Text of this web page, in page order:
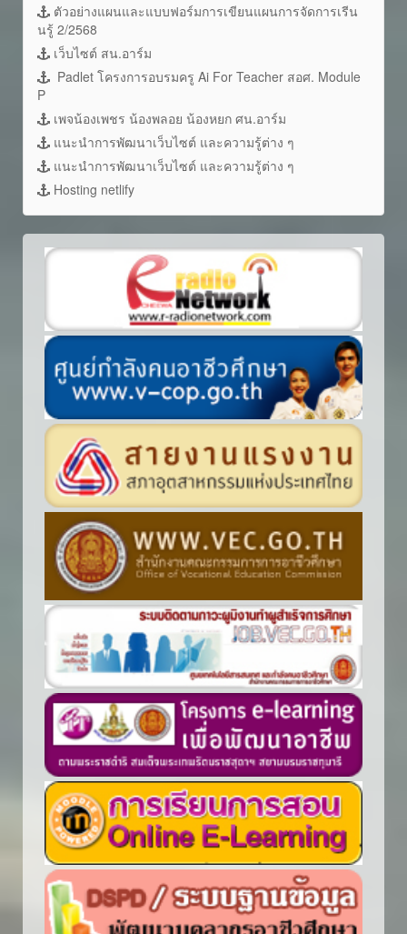
ตัวอย่างแผนและแบบฟอร์มการเขียนแผนการจัดการเรีน
นรู้ 2/2568
เว็บไซต์ สน.อาร์ม
Padlet โครงการอบรมครู Ai For Teacher สอศ. Module
P
เพจน้องเพชร น้องพลอย น้องหยก ศน.อาร์ม
แนะนำการพัฒนาเว็บไซต์ และความรู้ต่าง ๆ
แนะนำการพัฒนาเว็บไซต์ และความรู้ต่าง ๆ
Hosting netlify